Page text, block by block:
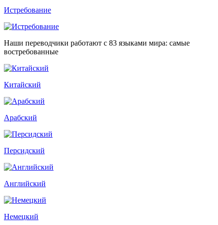
Истребование
Наши переводчики работают с 83 языками мира: самые
востребованные
Китайский
Арабский
Персидский
Английский
Немецкий